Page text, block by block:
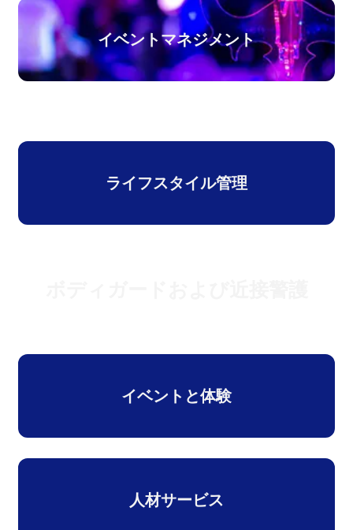
イベントマネジメント
ライフスタイル管理
イベントと体験
人材サービス